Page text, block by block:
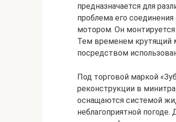
предназначается для
проблема его
мотором. Он
Тем временем крутящий
посредством
Под торговой маркой
реконструкции в
оснащаются системой
неблагоприятной